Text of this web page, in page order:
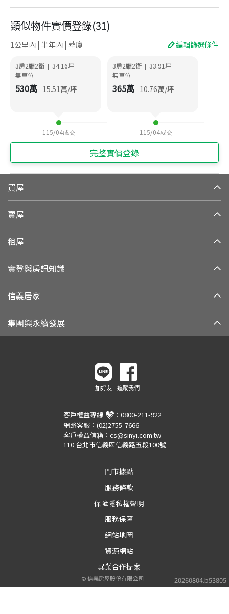
類似物件實價登錄(31)
1公里內 | 半年內 | 華廈 編輯篩選條件
3房2廳2衛 | 34.16坪 |
無車位
530萬 15.51萬/坪
115/04成交
3房2廳2衛 | 33.91坪 |
無車位
365萬 10.76萬/坪
115/04成交
完整實價登錄
買屋
賣屋
租屋
實登與房訊知識
信義居家
集團與永續發展
20260804.b53805
加好友 追蹤我們
客戶權益專線 ： 0800-211-922
網路客服： (02)2755-7666
客戶權益信箱： cs@sinyi.com.tw
110 台北市信義區信義路五段100號
門市據點
服務條款
保障隱私權聲明
服務保障
網站地圖
資源網站
異業合作提案
©信義房屋股份有限公司